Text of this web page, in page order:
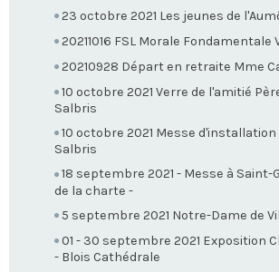
23 octobre 2021 Les jeunes de
20211016 FSL Morale Fondamentale
20210928 Départ en retraite Mme
10 octobre 2021 Verre de l'amitié
Salbris
10 octobre 2021 Messe
Salbris
18 septembre 2021 - Messe à Saint-
de la charte -
5 septembre 2021 Notre-Dame de
01 - 30 septembre 2021 Exposition
- Blois Cathédrale